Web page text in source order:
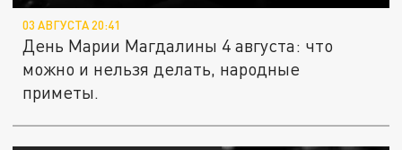
03 АВГУСТА 20:41
День Марии Магдалины 4 августа: что
можно и нельзя делать, народные
приметы.